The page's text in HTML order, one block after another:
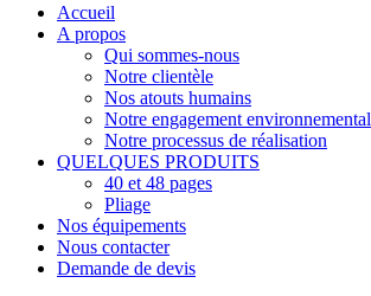
Accueil
A propos
Qui sommes-nous
Notre clientèle
Nos atouts humains
Notre engagement environnemental
Notre processus de réalisation
QUELQUES PRODUITS
40 et 48 pages
Pliage
Nos équipements
Nous contacter
Demande de devis